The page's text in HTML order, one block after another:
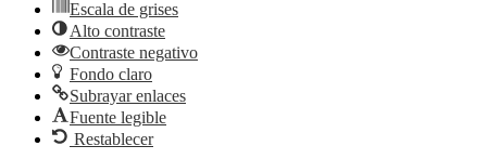
Escala de grises
Alto contraste
Contraste negativo
Fondo claro
Subrayar enlaces
Fuente legible
Restablecer